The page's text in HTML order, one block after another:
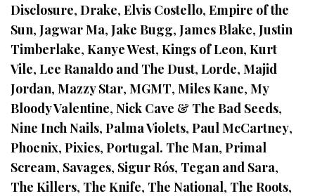
Disclosure,Drake,Elvis Costello,Empire of the
Sun,Jagwar Ma,Jake Bugg,James Blake,Justin
Timberlake,Kanye West,Kings of Leon,Kurt
Vile,Lee Ranaldo and The Dust,Lorde,Majid
Jordan,Mazzy Star,MGMT,Miles Kane,My
Bloody Valentine,Nick Cave & The Bad Seeds,
Nine Inch Nails,Palma Violets,Paul McCartney,
Phoenix,Pixies,Portugal. The Man,Primal
Scream, Savages, Sigur Rós, Tegan and Sara,
The Killers, The Knife, The National, The Roots,